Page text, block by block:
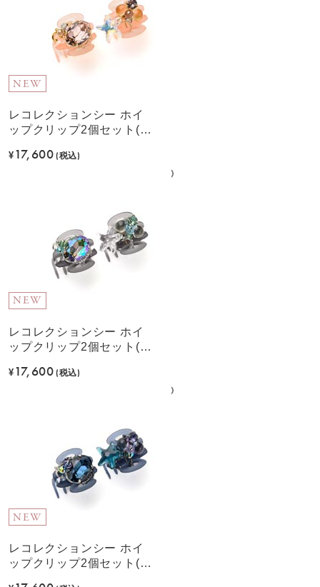
NEW
レコレクションシー ホイ
ップクリップ2個セット(ピ
¥ 17,600(税込)
NEW
レコレクションシー ホイ
ップクリップ2個セット(グ
¥ 17,600(税込)
NEW
レコレクションシー ホイ
ップクリップ2個セット(ブ